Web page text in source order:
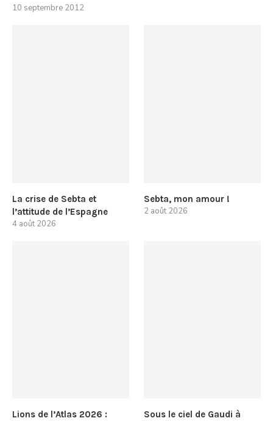
10 septembre 2012
La crise de Sebta et
l’attitude de l’Espagne
4 août 2026
Sebta, mon amour !
2 août 2026
Lions de l’Atlas 2026 :
Sous le ciel de Gaudi à